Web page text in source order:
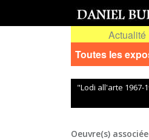
Actualité
Toutes les
"Lodi all'arte 1967-
Oeuvre(s)